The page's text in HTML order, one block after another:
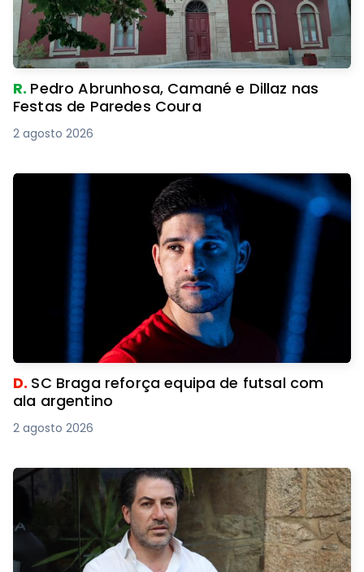
R. Pedro Abrunhosa, Camané e Dillaz nas
Festas de Paredes Coura
2 agosto 2026
D. SC Braga reforça equipa de futsal com
ala argentino
2 agosto 2026